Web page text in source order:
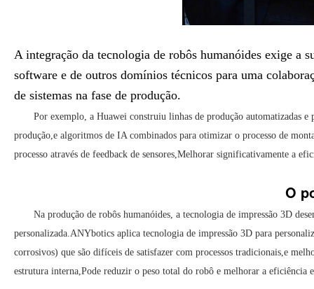
A integração da tecnologia de robôs humanóides exige a
software e de outros domínios técnicos para uma
de sistemas na fase de produção.
Por exemplo, a Huawei construiu linhas de produção automatizadas
produção,e algoritmos de IA combinados para otimizar o processo de
processo através de feedback de sensores,Melhorar significativamente a
O
Na produção de robôs humanóides, a tecnologia de impressão 3D
personalizada.ANYbotics aplica tecnologia de impressão 3D para
corrosivos) que são difíceis de satisfazer com processos tradicionais,e
estrutura interna,Pode reduzir o peso total do robô e melhorar a eficiência